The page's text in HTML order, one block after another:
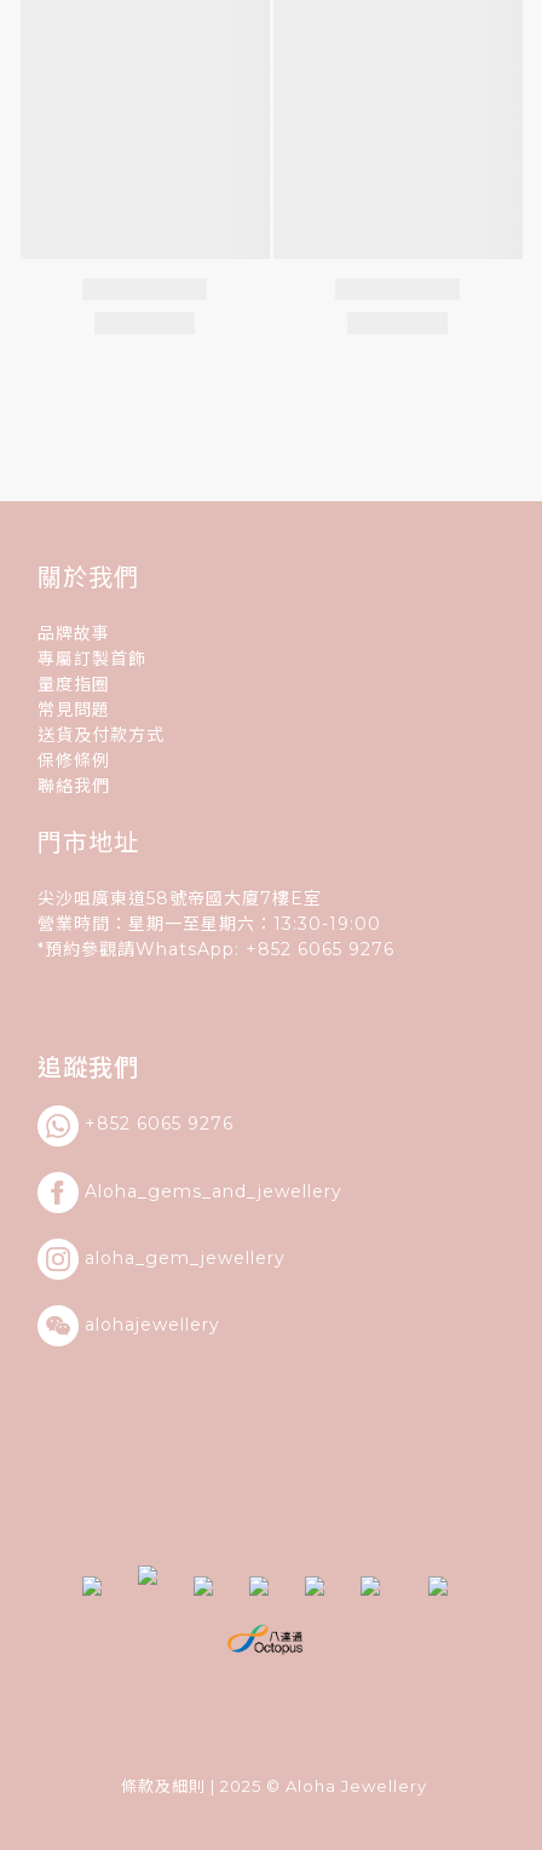
關於我們
品牌故事
專屬訂製首飾
量度指圈
常見問題
送貨及付款方式
保修條例
聯絡我們
門市地址
尖沙咀廣東道58號帝國大廈7樓E室
營業時間：星期一至星期六：13:30-19:00
*預約參觀請WhatsApp: +852 6065 9276
追蹤我們
+852 6065 9276
Aloha_gems_and_ jewellery
aloha_gem_jewellery
alohajewellery
條款及細則 | 2025 © Aloha Jewellery